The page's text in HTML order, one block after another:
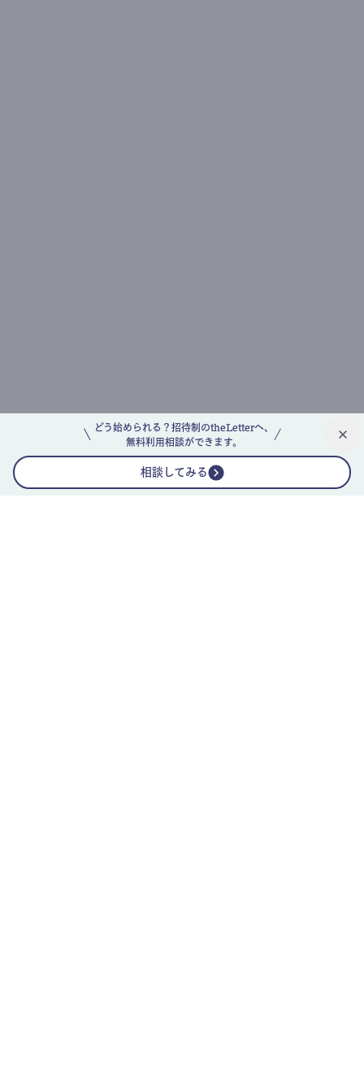
どう始められる？招待制のtheLetterへ、
無料利用相談ができます。
相談してみる